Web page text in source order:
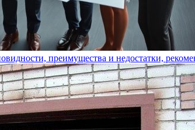
преимущества и недостатки,